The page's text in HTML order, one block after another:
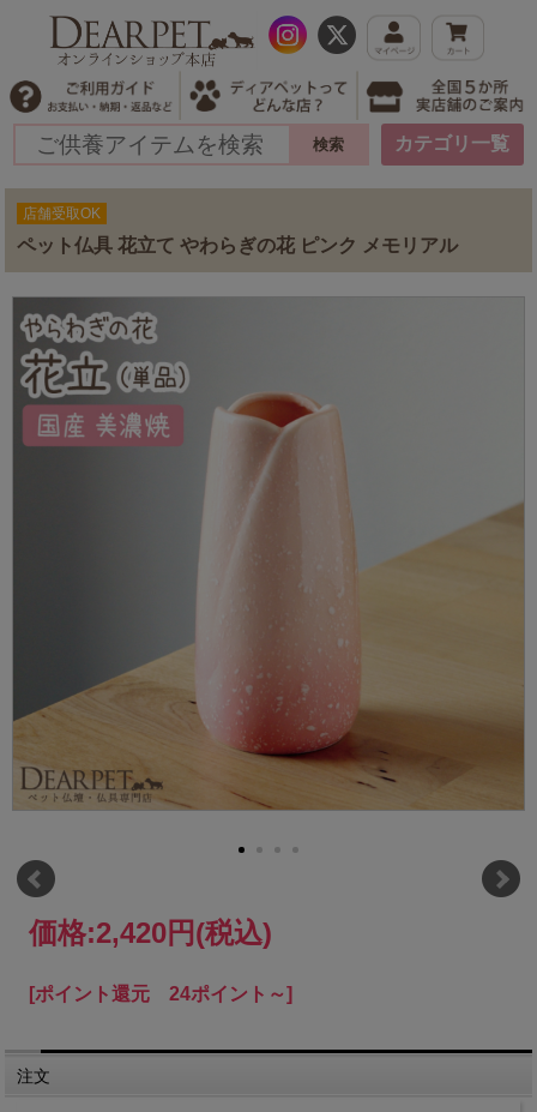
カテゴリ一覧
店舗受取OK
ペット仏具 花立て やわらぎの花 ピンク メモリアル
価格:2,420円(税込)
[ポイント還元 24ポイント～]
注文